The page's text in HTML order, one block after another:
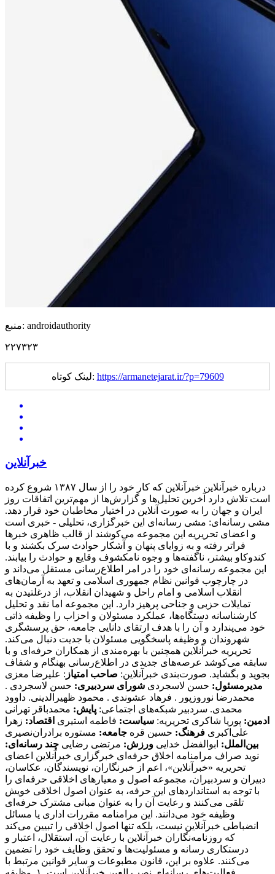
منبع: androidauthority
۲۲۷۳۲۳
لینک کوتاه: https://armanetejarat.ir/?p=79609
خبرآنلاین
درباره خبرآنلاین خبرآنلاین که کار خود را از سال ۱۳۸۷ شروع کرده
است تلاش دارد آخرین تحلیل‌ها و گزارش‌ها از مهم‌ترین اتفاقات روز
ایران و جهان را به صورت آنلاین در اختیار مخاطبان خود قرار دهد.
مشی رسانه‌ای: مشی رسانه‌ای این خبرگزاری، تحلیلی - خبری است
و اعضای تحریریه این مجموعه می‌کوشند از قالب ظاهری خبرها
فراتر رفته و به زوایای پنهان و آشکار حوادث سرک بکشند و با
کندوکاو بیشتر، ناگفته‌ها و وجوه نامکشوف وقایع و حوادث را بیابند.
این مجموعه رسانه‌ای خود را در امر اطلاع‌رسانی مستقل می‌داند و
در چارچوب قوانین نظام جمهوری اسلامی و تعهد به آرمان‌های
انقلاب اسلامی و امام راحل و شهیدان انقلاب، از درغلتیدن به
تمایلات حزبی و جناحی پرهیز دارد. این مجموعه اما نقد و تحلیل
کارشناسانه دستگاه‌ها، عملکرد مسئولان و احزاب را وظیفه ذاتی
خود می‌پندارد و آن را با هدف ارتقای دانایی جامعه، حق پرسشگری
شهروندان و وظیفه پاسخگویی مسئولان با جدیت دنبال می‌کند.
تحریریه خبرآنلاین همچنین با بهره‌مندی از همکاران حرفه‌ای و با
سابقه می‌کوشد عرصه‌های جدیدی در اطلاع‌رسانی بهنگام و شفاف
بجوید و بگشاید. صورت‌بندی خبرآنلاین: صاحب امتیاز : علیرضا معزی
مدیرمسئول: حسن لاسجردی شورای سردبیری: حسن لاسجردی .
محمدرضا نوروزپور . فرهاد عشوندی . محمود ظهیرالدینی. داوود
محمدی. سردبیر شبکه‌های اجتماعی: پایش: محمدباقر تهرانی
ادمین: پوریا شاکری تحریریه: سیاست: فاطمه استیری اقتصاد: زهرا
علی‌اکبری فرهنگ: حسین قره جامعه: مستوره برادران‌نصیری
بین‌الملل: ابوالفضل خدایی ورزش: مرتضی رضایی چند رسانه‌ای:
نوید صراف مرامنامه اخلاق حرفه‌ای خبرگزاری خبرآنلاین اعضای تحریریه «خبرآنلاین»، اعم از خبرنگاران، نویسندگان، عکاسان، دبیران و سردبیران، مجموعه اصول و معیارهای اخلاقی حرفه‌ای را با توجه به استانداردهای ‌این حرفه، به عنوان اصول اخلاقی خویش تلقی می‌کنند و رعایت آن را به عنوان مبانی مشترک حرفه‌ای وظیفه خود می‌دانند. این مرامنامه مقررات اداری یا مسائل انضباطی خبرآنلاین نیست، بلکه تنها اصول اخلاقی را تبیین می‌کند که روزنامه‌نگاران خبرآنلاین با رعایت آن، استقلال، اعتبار و درستکاری رسانه و مسئولیت‌ها و تحقق وظایف خود را تضمین می‌کنند. علاوه بر این، قانون مطبوعات و سایر قوانین مرتبط با فعالیت‌های رسانه‌ای نصب العین خبرآنلاین است. ۱. وظیفه آگاهی‌بخشی در راس وظایف حرفه روزنامه‌نگاری قرار گرفته است. انصاف و بی‌غرضی روزنامه‌نگار، خودداری وی از تبلیغ سیاسی و بازرگانی و مقاومت در برابر دیگر کانون‌های فشار، اصل خدشه‌ناپذیر روزنامه‌نگاران فعال در خبرآنلاین است. ۲. «خبرآنلاین» خود را متعهد می‌داند که با رعایت مفاد مرامنامه اخلاقی کلیه آحاد جامعه را مخاطب خود بداند و همواره در چارچوب قانون اساسی به اصول دینی و معتقدات مذهبی و آداب و سنن گروه‌های مختلف قومی و فرهنگی، احترام بگذارد. ۳. روزنامه‌نگاران خبرآنلاین در انجام وظایف حرفه‌ای خویش نه تنها در برابر صاحبان و مدیران موسسه بلکه در برابر خوانندگان و منافع و مصالح جامعه مسئولیت دارند.‌ این مسئولیت اجتماعی‌ ایجاب می‌کند اطلاعات کامل و به روز برای عموم با حفظ آزادی اطلاعات به منظور احقاق حق دسترسی به اطلاعات ارائه شود. ۴. وظیفه کسانی که وقایع مربوط به هر موضوع را شرح می‌دهند یا تفسیر می‌کنند این است که دانش لازم را درباره آن موضوع به نحوی که گزارش‌دهی و تفسیر به صورت دقیق و منصفانه امکان‌پذیر باشد کسب کنند. ۵. رسالت اجتماعی حرفه روزنامه‌نگاری‌ ایجاب می‌کند که روزنامه‌نگار همیشه در خدمت کشف و بیان حقیقت باشد. به موجب ‌این اصل، «خبرآنلاین» خود را متعهد می‌داند تا حد ممکن آنچه را که به راستی روی داده است و در آن شائبه دروغ راه ندارد، منعکس کند. ۶. روزنامه‌نگاران «خبرانلاین» خود را موظف می‌دانند در صورت ارتکاب به اشتباه، هرچه سریع‌تر آن را اصلاح کنند. اگر چه کار روزنامه‌نگاری با سرعت عمل همراه است،‌ این الزام نباید مانع کوشش و جست‌وجو برای پی‌بردن به صحت و سقم اطلاعات شود. همچنین بروز هر اشتباهی را به سرعت اطلاع می‌دهند و آن را در روزنامه تصحیح می‌کنند. ۷. خبرنگاران و نویسندگان «خبرآنلاین» بدون دخالت در ماجرا یا پیش‌فرض‌های خود، خبر و گزارش را تهیه و تنظیم می‌کنند. در عین حال «بی‌طرفی» به معنی بی‌نظر بودن «خبرآنلاین» و نویسندگان آن در قبال رویدادها نیست و روزنامه‌نگاران نظرات خود را در مقالاتی که تفسیر و تحلیلشان از مسائل است، بیان می‌کنند. ۸. روزنامه‌نگاران فعال در «خبرآنلاین» در انتشار مصاحبه‌های اختصاصی به حقوق مصاحبه‌شونده خود احترام می‌گذارند و متن تنظیمی مصاحبه را با رعایت حداکثر امانت‌داری منتشر می‌کنند. ضمنا در صورت درخواست مصاحبه‌شونده، ‌متن نهایی را به نظر او می‌رسانند و اصلاحات مورد نظر را اعمال و حتی در صورت انصراف وی از انتشار مصاحبه خودداری می‌کنند. ۹. به منظور رعایت حقوق مادی و معنوی خالقان و صاحبان آثار، خبرنگاران و نویسندگان «خبرآنلاین» حاصل کار دیگران را بدون ذکر منبع و در صورت لزوم کسب اجازه، باز انتشار نمی‌کنند. امضای یک روزنامه‌نگار تنها پای مطلبی قرار می‌گیرد که حاصل کار خود اوست. هرگونه سرقت ادبی، مخدوش ساختن متن‌ها، تصاویر، اسناد و نیز حذف اطلاعات اساسی مربوط به رویدادها نزد روزنامه‌نگاران «خبرآنلاین» مذموم و مطرود است. ۱۰. حریم خصوصی افراد محترم است و نباید بدون اجازه به آن وارد شد. روزنامه‌نگاران و نویسندگان «خبرآنلاین» با توجه خاص به حیثیت شخصی و زندگی خصوصی افراد، از تمامی مواردی که ممکن است با انتشار مطلب یا خبر آن به حیثیت افراد لطمه وارد آورد، اکیدا پرهیز می‌کنند. ۱۱. روزنامه‌نگاران و نویسندگان «خبرآنلاین» ادبیات پالوده و قلم متین را از مهم‌ترین ویژگی‌های خود می‌دانند و از لحن گزنده یا کلمات توهین‌آمیز علیه هیچ شخص یا نهادی، چه در خبر یا گزارش و چه در نظر، استفاده نمی‌کنند. ۱۲. روزنامه‌نگاران «خبرآنلاین» به طور مخفیانه از دوربین، میکروفن و یا دستگاه‌های ضبط صوت استفاده نخواهند کرد، مگر در زمانی که حق قانونی روزنامه‌نگار است، اما آشکارسازی لوازم فوق برای او مخاطره‌آمیز باشد. ۱۳. روزنامه‌نگاران «خبرآنلاین» برای کسب خبر، صریحا خود را روزنامه‌نگار معرفی می‌کنند و هرگز همچون کارآگاه یا جاسوس عمل نمی‌کنند. آنان همچنین از تحت فشار قرار دادن افراد برای کسب خبر پرهیز می‌کنند. ۱۴. روزنامه‌نگاران «خبرآنلاین» ضمن وقوف به آزادی خبر، تفسیر و انتقاد، می‌توانند از افشای منبع اطلاعات به جز صراحتی که قانون مطبوعات دارد (دستور مقام قضایی) خودداری کنند. محرمانه نگاه داشتن هویت منابعی که «خبرانلاین» نمی‌خواهد شناخته شوند، نافی ‌این اصل نیست که منابع خبری، جز در موارد استثنایی، باید به روشن‌ترین وجه معرفی شوند. از سوی دیگر ممکن است ناشناس ماندن اظهارکننده یک مطلب برای او فرصتی غیرمنصفانه فراهم آورد تا علیه دیگران سخن بگوید. در این صورت «خبرآنلاین» از انتشار اظهارات علیه دیگران توسط منبعی که نامش فاش نشود، پرهیز می‌کند. ۱۵. اولین و مهم‌ترین دغدغه روزنامه‌نگاران «خبرآنلاین»، تلاش در جهت ارتقای سطح کیفی وکمی مطالب «خبرآنلاین» است.‌ این بدان معناست که توفیق «خبرآنلاین» در تهیه و انتشار اخبار و گزارش‌های دست اول نتیجه تلاش‌های بی‌وقفه روزنامه‌نگاران آن است. ۱۶. روزنامه‌نگاران «خبرآنلاین» به حق دسترسی به مطالب، اخبار و گزارش‌های جمع‌آوری شده واقفند و پیش از انتشار مطالب تهیه شده مبادرت به فروش، واگذاری و افشای بخشی یا تمام آن مطلب به افراد خارج از خبرآنلاین علی‌الخصوص رسانه های رقیب، دوستان و وابستگان نزدیک خود نخواهند کرد. آنان با آگاهی کامل از خط‌مشی و سیاست‌های کلی روزنامه، متعهدانه و وفادارانه در جهت پیشبرد ‌این اهداف گام برمی‌دارند. ۱۷. روزنامه‌نگاران «خبرآنلاین» نام و عنوان «خبرآنلاین» را مورد استفاده شخصی قرار نمی‌دهند. آنان کارت‌های خبرنگاری خود را تنها در مواقع کسب خبر و امور مرتبط با حرفه خود یا ورود به سازمان‌های دولتی یا خصوصی به کار می‌گیرند. ۱۸. اظهارنظر نسبت به شخصیت‌های مورد توجه مخاطبان از جمله هنرمندان و ورزشکاران در قالب گفت‌وگو و یا نوشته از سوی روزنامه‌نگاران نباید کیفیت محتوا را تا سرحد نشریات زرد پایین آورد. ۱۹. از آنجا که کسب اخبار دست اول و انتشار آن یکی از ویژگی‌های بارز رسانه‌هاست و ‌این فرآیند منجر به جذب مخاطب بیشتر برای یک رسانه می‌شود، روزنامه‌نگاران «خبرآنلاین»، تمامی رسانه‌های خبری دیگر اعم از رسانه‌های چاپی، الکترونیکی، تصویری و صوتی را که در جهت تضاد و یا حتی همسو با رسانه خود هستند رقیب حرفه‌ای می‌انگارند و بر ‌این اساس، همکاری و فعالیت با آنان (در هر سطحی) را بدون مشورت و صلاحدید حوزه سردبیری، مغایر با تعهدات اخلاقی و حرفه‌ای می‌دانند. ۲۰. ارائه هرگونه اطلاعات محرمانه داخلی و اداری خبرآنلاین مغایر با وجدان و مسئولیت اخلاقی و حرفه‌ای روزنامه‌نگاران در قبال مجموعه خبرآنلاین است. ۲۱. داشتن صفحات شخصی در فضای مجازی حق مسلم هر فرد است. روزنامه‌نگاران «خبرآنلاین» نیز ازاین قاعده مستثنی نیستند. مهم نیست که تا چه میزان تلاش می‌کنند مطالبشان متمایز از مطالب موجود در خبرآنلاین باشد؛ بلکه نکته‌ اینجاست که به‌ هر حال مخاطبان، آنها را به عنوان روزنامه‌نگاران «خبرآنلاین» می‌شناسند و دیدگاه‌ها و نظراتشان را مرتبط با خط‌مشی آن تلقی می‌کنند. با علم به‌ این موضوع، روزنامه‌نگاران «خبرآنلاین» هرگونه فعالیت مجازی، حضور در شبکه های اجتماعی و یا مصاحبه و سخنرانی بدون در نظر گرفتن صلاحدید خبرآنلاین را مغایر با وجدان اخلاقی و حرفه‌ای خود می‌دانند. ۲۲. روزنامه‌نگاران فعال در «خبرآنلاین» از نوشتن در مورد مسائلی که نفع مستقیم مادی برای آنها و وابستگانشان دارند، پرهیز می‌کنند. از اطلاعاتی که به واسطه شغلشان به دست می‌آورند برای کسب منافع مالی و اقتصادی استفاده نمی‌کنند و این اطلاعات را به‌ این منظور در اختیار بستگان یا دوستانشان قرار نمی‌دهند. ۲۳. هرگونه مشارکت و همکاری تعهدآور با سازمان‌های حوزه فعالیت خود (اعم از استخدام، همکاری پاره‌وقت، انجام پروژه‌های مشترک و ارائه مشاوره و غیره) از نظر روزنامه‌نگاران «خبرآنلاین» مورد پذیرش نیست. چرا که ‌این نوع وابستگی‌ها به سازمان‌هایی که تحت پوشش خبری ‌این رسانه قرار دارند، بدون شک دیدگاه‌ها و نظرات روزنامه‌نگاران را به مرور زمان تحت‌ تاثیر خود قرار می‌دهد و از بازده کاری آنان می‌کاهد. ۲۴. روزنامه‌نگاران فعال در «خبرآنلاین» در مورد پذیرش هدایایی که از طرف اشخاص یا سازمان‌ها و نهادها ارائه می‌شود احتیاط می‌کنند. هر هدیه‌ای که ‌این شائبه را به وجود ‌آورد که در قبال آن انتظار همدلی به هنگام تهیه مطلب وجود دارد فورا پس داده می‌شود. اگر به روزنامه‌نگاری مستقیما پیشنهاد همکاری در قبال دریافت هدیه ارائه شد، موضوع را به مدیران مجموعه اطلاع می‌دهد و چنین موضوعی ممکن است بنا به صلاحدید سردبیر به اطلاع خوانندگان برسد. در عین حال روزنامه‌نگاران فعال در «خبرانلاین» هدایای ارزان‌قیمتی را که با «حسن نیت» ارائه می‌شود با احترام می‌پذیرند. هدایای گران‌تر را محترمانه باز می‌گردانند یا در اختیار روزنامه قرار می‌دهند تا به مصارف عمومی برسد. جوایز و هدایای بزرگداشت رسمی روزنامه‌نگاری از ‌این قاعده مستثنی است. ۲۵. روزنامه‌نگاران فعال « خبرآنلاین» سفرهایی را که هزینه آن به عهده سازمان و نهاد خاصی است قبول نمی‌کنند مگر با اجازه روزنامه و در صورت مهم بودن اطلاعاتی که قرار است در سفر جمع‌آوری شود. تبیین مواضع خبرگزاری «خبرآنلاین»: چگونه اصولگرایانی هستیم؟ با توجه به دوقطبی موجود ،‌ ما به اصولگرایان تعلق داریم و بدیهی است به اصول مشترک، باورمند و ملتزمیم که به دلیل رعایت اختصار از شرح آن صرف نظر می شود . آن چه در زیر می آید ما را از سایر جریان ها بویژه جریان غیر اصولگرایی متمایز می سازد؛ در عین حال با عنایت به گستردگی طیف اصولگرایی ، به برخی تفاوت برداشت های ما با سایر عزیزانی که در این طیف تعریف می شوند اشاره شده است: ۱. اصول مشترک جبهه اصولگرایان اعتقاد و التزام به اسلام ، انقلاب ، نظام ، امام و رهبری است. هر جریان یا فردی که به این اصول واقعا معتقد و ملتزم باشد و قرائت او از این اصول براساس قرائت رهبری باشد ، اصولگراست ، هر چند درسایر مسائل دارای سلوک، نظرات و سلیقه های متفاوتی باشد . به عبارت بهتر ، نقطه کانونی همه اصولگرایان، بینش واحد است و تمایزات آنها فقط در روش و منش نمود می یابد. ۲. پرده پوشی وکتمان انتقاد به همه دستگاه های کشور را، حتی آنهایی که توسط اصولگرایان اداره می شوند روا نمی دانیم و تمجیدات بی مبنا را ‌مصداق تعصب جاهلی قلمداد می کنیم. ۳. اتکای برخی سیاسیون به رسانه های فارسی زبان بیگانه علاوه برآن که نوعی توهین به رسانه های داخلی قلمداد می شود ،‌ مصداق حدیث خانواده را نزد غیربردن است. نباید فراموش کنیم اساس تاسیس رسانه های فارسی زبان توسط دولت های مخالف ایران ، فعالیت حرفه ای نیست و بنابراین یک عنصر هوشمند و دلسوز منافع ملی، تحت هیچ شرایطی، حتی بی مهری عامدانه ، بازیچه نمی شود و در این دام نمی افتد. ۴. معتقدیم می توان با افراد و افکارمخالف بود و مرزبندی داشت ولی در عین حال آنان را محترم شمرد. ادبیات دور از ادب را نشانه صراحت یا انقلابی گری نمی دانیم. ۵. بسنده کردن به افراد همجور را نوعی تعصب قبیله ای می شماریم که ضمنا کیان کشور را نیز به مخاطره افکند. بر همین منوال با خط کشی های سیاه و سفیدکه به رادیکالیسم دامن می زند موافق نیستیم. خود و